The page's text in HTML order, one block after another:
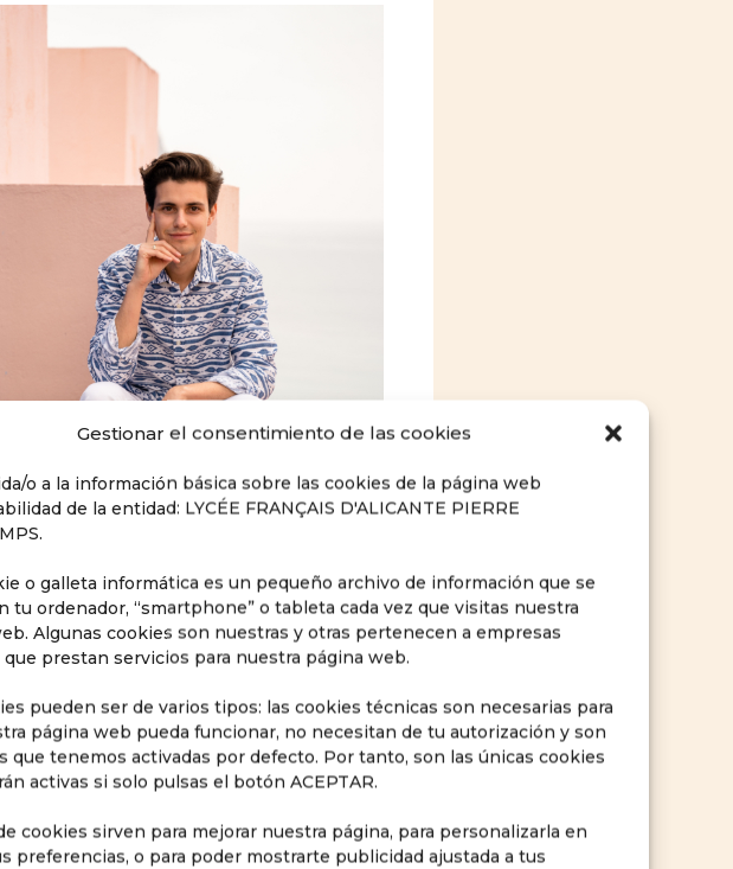
Gestionar el consentimiento de las cookies
o a la información básica sobre las cookies de la página web
de la entidad: LYCÉE FRANÇAIS D'ALICANTE PIERRE
o galleta informática es un pequeño archivo de información que se
tu ordenador, “smartphone” o tableta cada vez que visitas nuestra
Algunas cookies son nuestras y otras pertenecen a empresas
prestan servicios para nuestra página web.
pueden ser de varios tipos: las cookies técnicas son necesarias para
página web pueda funcionar, no necesitan de tu autorización y son
que tenemos activadas por defecto. Por tanto, son las únicas cookies
activas si solo pulsas el botón ACEPTAR.
cookies sirven para mejorar nuestra página, para personalizarla en
preferencias, o para poder mostrarte publicidad ajustada a tus